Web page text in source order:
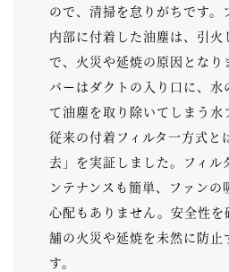
ので、清掃を怠りがちです。
内部に付着した油塵は、引火
で、火災や延焼の原因となり
バーはダクトの入り口に、水
て油塵を取り除いてしまう水
従来の付着フィルタ一方式と
去」を実証しました。フィル
ンテナンスも簡単、ファンの
心配もありません。安全性
舗の火災や延焼を未然に防止
す。